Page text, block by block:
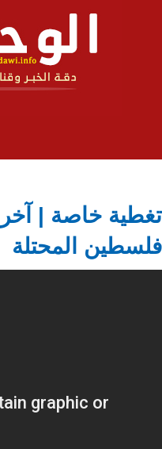
تغطية خاصة |
فلسطين المحتلة